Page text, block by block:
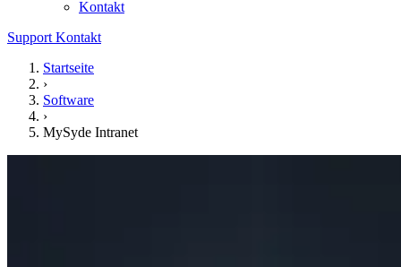
Kontakt
Support Kontakt
Startseite
›
Software
›
MySyde Intranet